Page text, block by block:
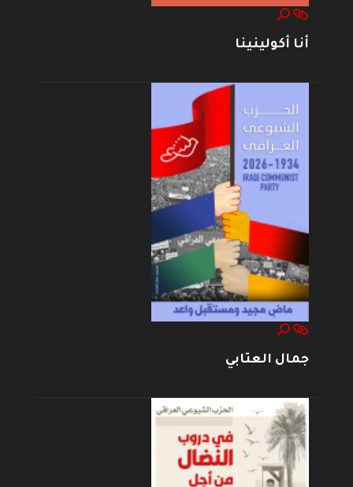
أنا أكولينينا
جمال العتابي